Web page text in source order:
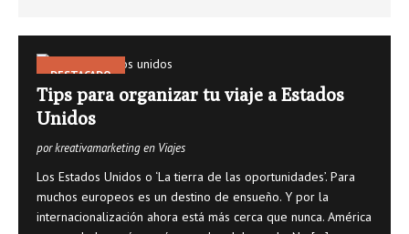
DESTACADO
Tips para organizar tu viaje a Estados
Unidos
por kreativamarketing en Viajes
Los Estados Unidos o ‘La tierra de las oportunidades’. Para
muchos europeos es un destino de ensueño. Y por la
internacionalización ahora está más cerca que nunca. América